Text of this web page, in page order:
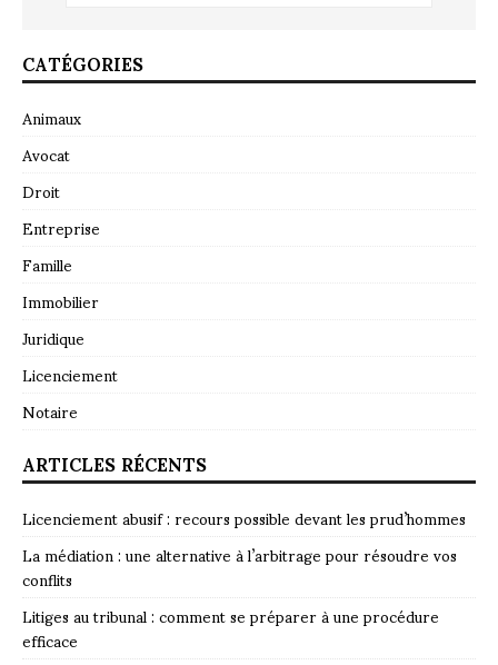
CATÉGORIES
Animaux
Avocat
Droit
Entreprise
Famille
Immobilier
Juridique
Licenciement
Notaire
ARTICLES RÉCENTS
Licenciement abusif : recours possible devant les prud’hommes
La médiation : une alternative à l’arbitrage pour résoudre vos
conflits
Litiges au tribunal : comment se préparer à une procédure
efficace